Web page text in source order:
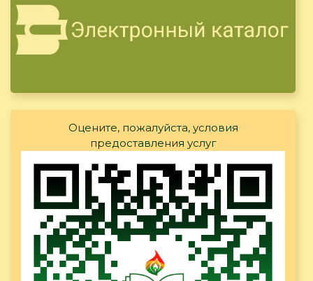
Оцените, пожалуйста, условия
предоставления услуг